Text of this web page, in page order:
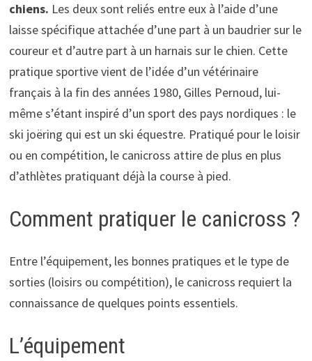
chiens. Les deux sont reliés entre eux à l’aide d’une
laisse spécifique attachée d’une part à un baudrier sur le
coureur et d’autre part à un harnais sur le chien. Cette
pratique sportive vient de l’idée d’un vétérinaire
français à la fin des années 1980, Gilles Pernoud, lui-
même s’étant inspiré d’un sport des pays nordiques : le
ski joëring qui est un ski équestre. Pratiqué pour le loisir
ou en compétition, le canicross attire de plus en plus
d’athlètes pratiquant déjà la course à pied.
Comment pratiquer le canicross ?
Entre l’équipement, les bonnes pratiques et le type de
sorties (loisirs ou compétition), le canicross requiert la
connaissance de quelques points essentiels.
L’équipement